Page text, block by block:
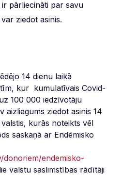
pārliecināti par savu
ziedot asinis.
14 dienu laikā
kur kumulatīvais Covid-
100 000 iedzīvotāju
aizliegums ziedot asinis 14
kurās noteikts vēl
saskaņā ar Endēmisko
donoriem/endemisko-
valstu saslimstības rādītāji